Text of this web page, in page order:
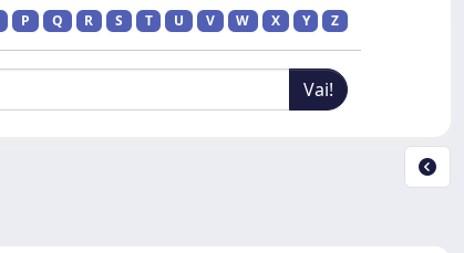
P Q R S T U V W X Y Z